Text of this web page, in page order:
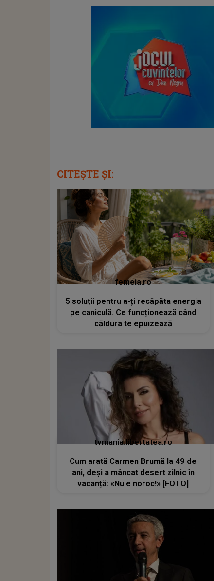
CITEȘTE ȘI:
femeia.ro
5 soluții pentru a-ți recăpăta energia
pe caniculă. Ce funcționează când
căldura te epuizează
tvmania.libertatea.ro
Cum arată Carmen Brumă la 49 de
ani, deși a mâncat desert zilnic în
vacanță: «Nu e noroc!» [FOTO]